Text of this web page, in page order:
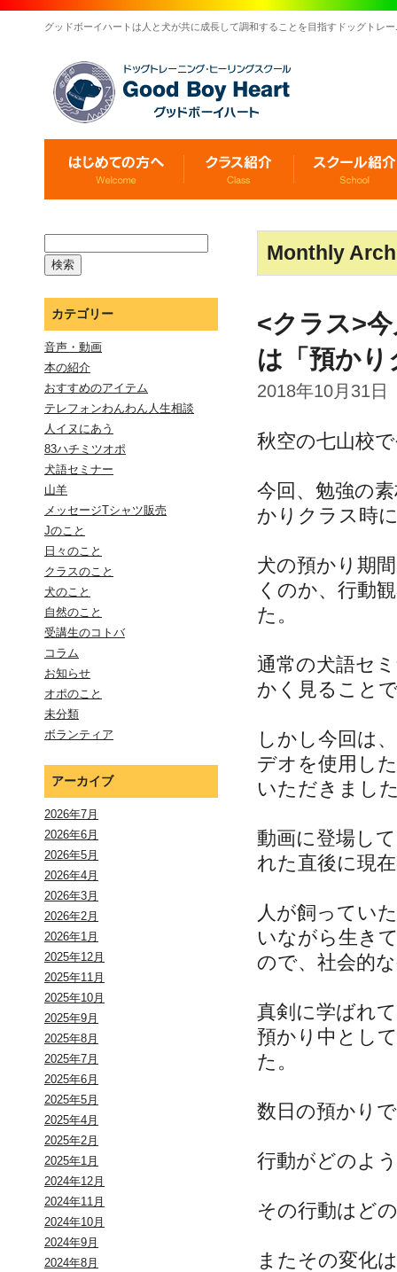
グッドボーイハートは人と犬が共に成長して調和することを目指すドッグトレ
カテゴリー
音声・動画
本の紹介
おすすめのアイテム
テレフォンわんわん人生相談
人イヌにあう
83ハチミツオポ
犬語セミナー
山羊
メッセージTシャツ販売
Jのこと
日々のこと
クラスのこと
犬のこと
自然のこと
受講生のコトバ
コラム
お知らせ
オポのこと
未分類
ボランティア
アーカイブ
2026年7月
2026年6月
2026年5月
2026年4月
2026年3月
2026年2月
2026年1月
2025年12月
2025年11月
2025年10月
2025年9月
2025年8月
2025年7月
2025年6月
2025年5月
2025年4月
2025年2月
2025年1月
2024年12月
2024年11月
2024年10月
2024年9月
2024年8月
Monthly
<クラス>
は「預か
2018年10月31日
秋空の七山校
今回、勉強の
かりクラス時
犬の預かり期
くのか、行動
た。
通常の犬語セ
かく見ること
しかし今回は
デオを使用し
いただきまし
動画に登場し
れた直後に現
人が飼ってい
いながら生き
ので、社会的
真剣に学ばれ
預かり中とし
た。
数日の預かり
行動がどのよ
その行動はど
またその変化